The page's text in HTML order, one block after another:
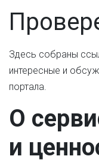
Здесь собраны
интересные и
портала.
О
и